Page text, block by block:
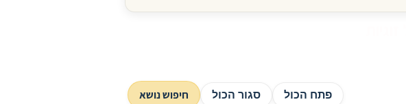
פתח הכול סגור הכול חיפוש נושא